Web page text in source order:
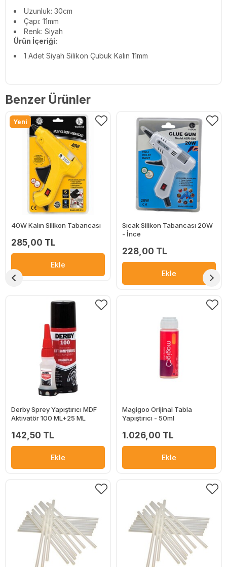
Uzunluk: 30cm
Çapı: 11mm
Renk: Siyah
Ürün İçeriği:
1 Adet Siyah Silikon Çubuk Kalın 11mm
Benzer Ürünler
Yeni
40W Kalın Silikon Tabancası
285,00 TL
Ekle
Sıcak Silikon Tabancası 20W
- İnce
228,00 TL
Ekle
Derby Sprey Yapıştırıcı MDF
Aktivatör 100 ML+25 ML
142,50 TL
Ekle
Magigoo Orijinal Tabla
Yapıştırıcı - 50ml
1.026,00 TL
Ekle